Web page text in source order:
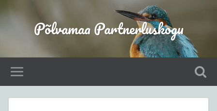
Põlvamaa Partnerluskogu